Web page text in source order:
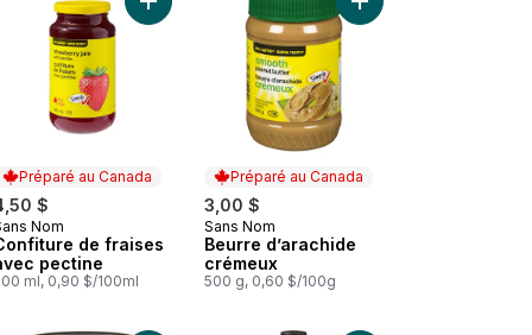
au panier
de fruits aux mandarines dans du sirop léger au panier
Préparé au Canada
$
au Canada
Nom
de fraises
pectine
ml, 0,90 $/100ml
Ajouter Confiture de fraises avec pectine au
Préparé au Canada
3,00 $
Préparé au Canada
Sans Nom
Beurre d’arachide
crémeux
500 g, 0,60 $/100g
Ajouter Beurre